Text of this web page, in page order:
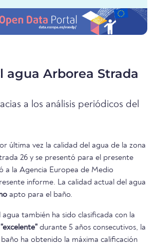
agua Arborea Strada
a los análisis periódicos del
última vez la calidad del agua de la zona
26 y se presentó para el presente
a la Agencia Europea de Medio
informe. La calidad actual del agua
apto para el baño.
también ha sido clasificada con la
"excelente" durante 5 años consecutivos, la
ha obtenido la máxima calificación